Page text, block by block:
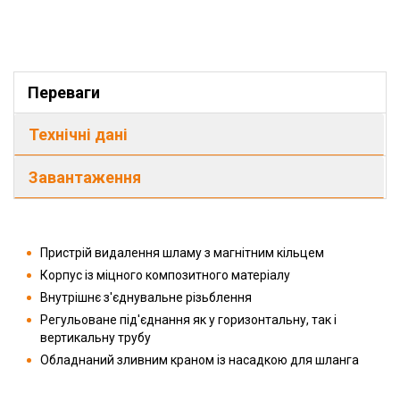
Переваги
Технічні дані
Завантаження
Пристрій видалення шламу з магнітним кільцем
Корпус із міцного композитного матеріалу
Внутрішнє з'єднувальне різьблення
Регульоване під'єднання як у горизонтальну, так і
вертикальну трубу
Обладнаний зливним краном із насадкою для шланга